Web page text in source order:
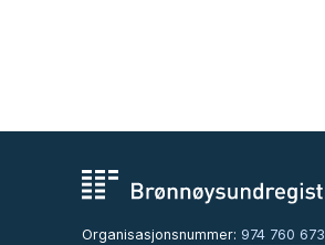
Organisasjonsnummer: 974 760 673